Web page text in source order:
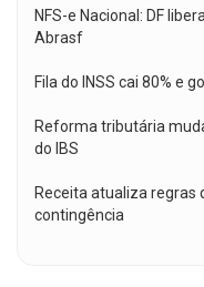
NFS-e Nacional: DF
Abrasf
Fila do INSS cai 80% e
Reforma tributária
do IBS
Receita atualiza regras
contingência